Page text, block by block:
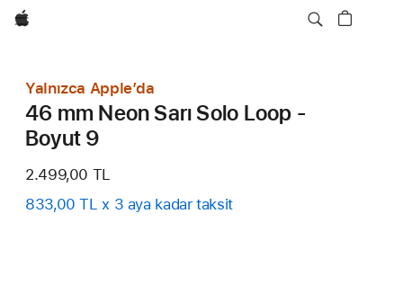
wzlhp
Yalnızca Apple’da
46 mm Neon Sarı Solo Loop -
Boyut 9
2.499,00 TL
833,00 TL x 3 aya kadar taksit